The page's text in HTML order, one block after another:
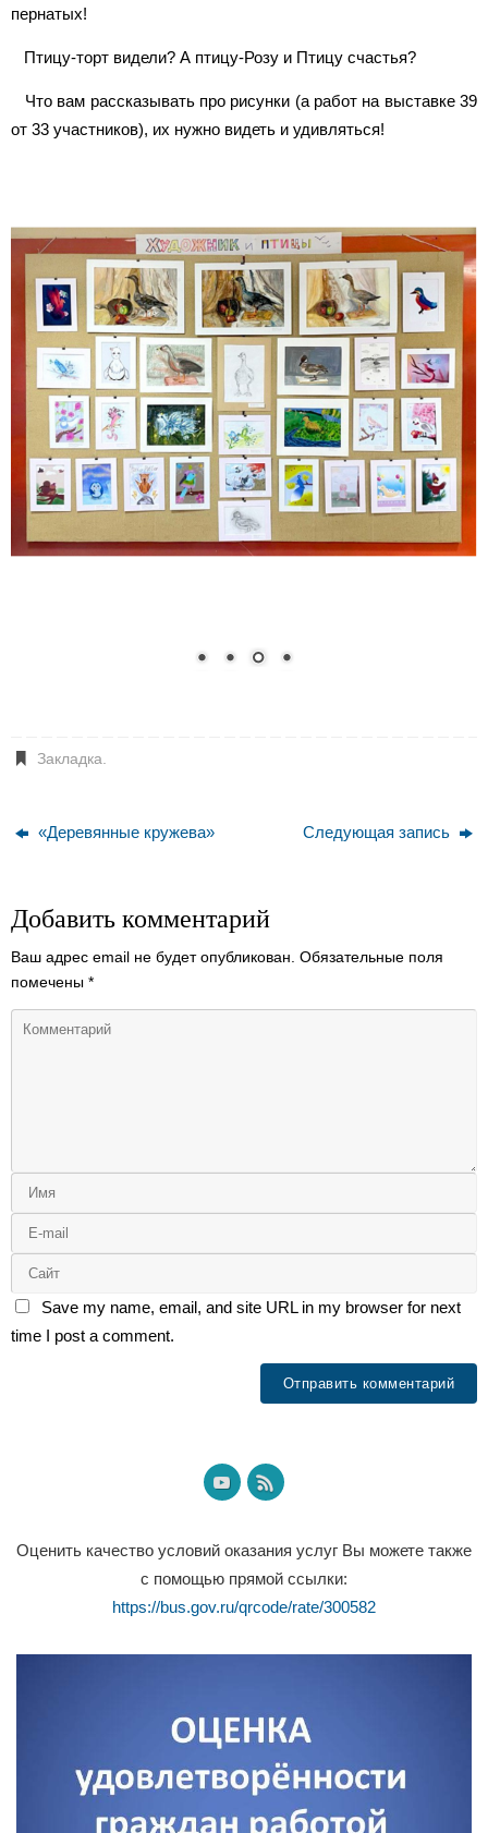
пернатых!
Птицу-торт видели? А птицу-Розу и Птицу счастья?
Что вам рассказывать про рисунки (а работ на выставке 39
от 33 участников), их нужно видеть и удивляться!
Закладка
«Деревянные кружева» Следующая запись
Добавить комментарий
Ваш адрес email не будет опубликован. Обязательные поля
помечены *
Save my name, email, and site URL in my browser for next
time I post a comment.
Оценить качество условий оказания услуг Вы можете также
с помощью прямой ссылки:
https://bus.gov.ru/qrcode/rate/300582